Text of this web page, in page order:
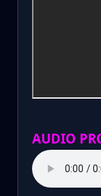
AUDIO